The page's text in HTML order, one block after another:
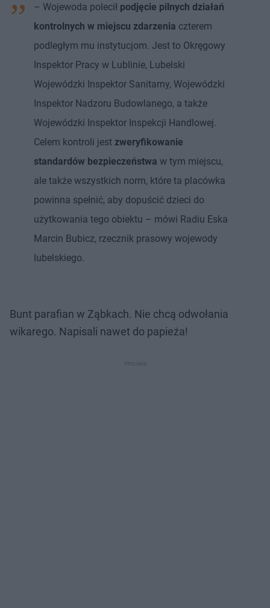
– Wojewoda polecił podjęcie pilnych działań
kontrolnych w miejscu zdarzenia czterem
podległym mu instytucjom. Jest to Okręgowy
Inspektor Pracy w Lublinie, Lubelski
Wojewódzki Inspektor Sanitarny, Wojewódzki
Inspektor Nadzoru Budowlanego, a także
Wojewódzki Inspektor Inspekcji Handlowej.
Celem kontroli jest zweryfikowanie
standardów bezpieczeństwa w tym miejscu,
ale także wszystkich norm, które ta placówka
powinna spełnić, aby dopuścić dzieci do
użytkowania tego obiektu – mówi Radiu Eska
Marcin Bubicz, rzecznik prasowy wojewody
lubelskiego.
Bunt parafian w Ząbkach. Nie chcą odwołania
wikarego. Napisali nawet do papieża!